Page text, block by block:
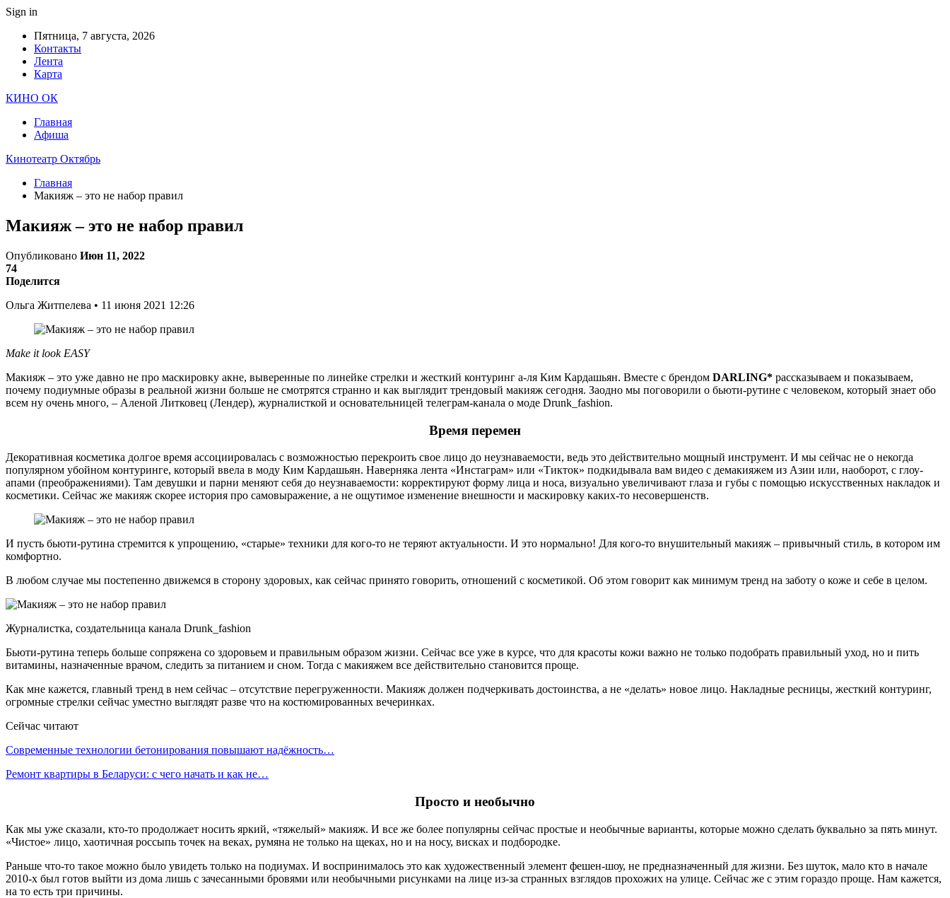
Sign in
Пятница, 7 августа, 2026
Контакты
Лента
Карта
КИНО ОК
Главная
Афиша
Кинотеатр Октябрь
Главная
Макияж – это не набор правил
Макияж – это не набор правил
Опубликовано Июн 11, 2022
74
Поделится
Ольга Житпелева • 11 июня 2021 12:26
Make it look EASY
Макияж – это уже давно не про маскировку акне, выверенные по линейке стрелки и жесткий контуринг а-ля Ким Кардашьян. Вместе с брендом DARLING* рассказываем и показываем,
почему подиумные образы в реальной жизни больше не смотрятся странно и как выглядит трендовый макияж сегодня. Заодно мы поговорили о бьюти-рутине с человеком, который знает обо
всем ну очень много, – Аленой Литковец (Лендер), журналисткой и основательницей телеграм-канала о моде Drunk_fashion.
Время перемен
Декоративная косметика долгое время ассоциировалась с возможностью перекроить свое лицо до неузнаваемости, ведь это действительно мощный инструмент. И мы сейчас не о некогда
популярном убойном контуринге, который ввела в моду Ким Кардашьян. Наверняка лента «Инстаграм» или «Тикток» подкидывала вам видео с демакияжем из Азии или, наоборот, с глоу-
апами (преображениями). Там девушки и парни меняют себя до неузнаваемости: корректируют форму лица и носа, визуально увеличивают глаза и губы с помощью искусственных накладок и
косметики. Сейчас же макияж скорее история про самовыражение, а не ощутимое изменение внешности и маскировку каких-то несовершенств.
И пусть бьюти-рутина стремится к упрощению, «старые» техники для кого-то не теряют актуальности. И это нормально! Для кого-то внушительный макияж – привычный стиль, в котором им
комфортно.
В любом случае мы постепенно движемся в сторону здоровых, как сейчас принято говорить, отношений с косметикой. Об этом говорит как минимум тренд на заботу о коже и себе в целом.
Журналистка, создательница канала Drunk_fashion
Бьюти-рутина теперь больше сопряжена со здоровьем и правильным образом жизни. Сейчас все уже в курсе, что для красоты кожи важно не только подобрать правильный уход, но и пить
витамины, назначенные врачом, следить за питанием и сном. Тогда с макияжем все действительно становится проще.
Как мне кажется, главный тренд в нем сейчас – отсутствие перегруженности. Макияж должен подчеркивать достоинства, а не «делать» новое лицо. Накладные ресницы, жесткий контуринг,
огромные стрелки сейчас уместно выглядят разве что на костюмированных вечеринках.
Сейчас читают
Современные технологии бетонирования повышают надёжность…
Ремонт квартиры в Беларуси: с чего начать и как не…
Просто и необычно
Как мы уже сказали, кто-то продолжает носить яркий, «тяжелый» макияж. И все же более популярны сейчас простые и необычные варианты, которые можно сделать буквально за пять минут.
«Чистое» лицо, хаотичная россыпь точек на веках, румяна не только на щеках, но и на носу, висках и подбородке.
Раньше что-то такое можно было увидеть только на подиумах. И воспринималось это как художественный элемент фешен-шоу, не предназначенный для жизни. Без шуток, мало кто в начале
2010-х был готов выйти из дома лишь с зачесанными бровями или необычными рисунками на лице из-за странных взглядов прохожих на улице. Сейчас же с этим гораздо проще. Нам кажется,
на то есть три причины.